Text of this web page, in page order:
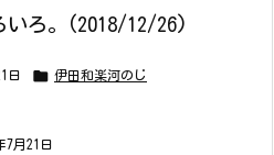
ろ。(2018/12/26)
日  伊田和楽河のじ
7月21日